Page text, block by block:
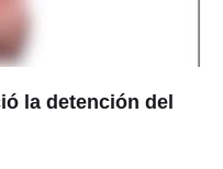
la detención del